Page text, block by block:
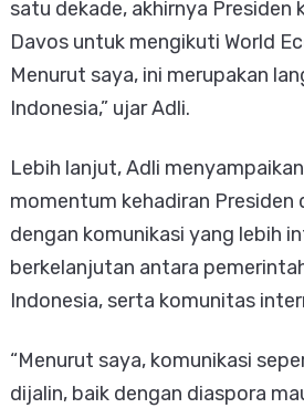
satu dekade, akhirnya Presiden
Davos untuk mengikuti World
Menurut saya, ini merupakan
Indonesia,” ujar Adli.
Lebih lanjut, Adli
momentum kehadiran Presiden
dengan komunikasi yang lebih
berkelanjutan antara
Indonesia, serta komunitas
“Menurut saya, komunikasi
dijalin, baik dengan diaspora